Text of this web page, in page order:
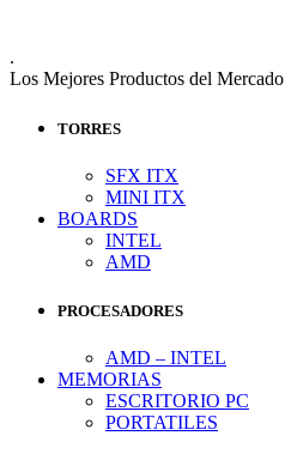
.
Los Mejores Productos del Mercado
TORRES
SFX ITX
MINI ITX
BOARDS
INTEL
AMD
PROCESADORES
AMD – INTEL
MEMORIAS
ESCRITORIO PC
PORTATILES